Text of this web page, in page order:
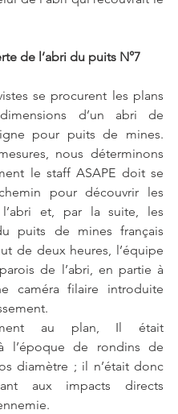
de l’abri du puits N°7
d’un abri de
pour puits de mines.
nous déterminons
le staff ASAPE doit se
pour découvrir les
et, par la suite, les
puits de mines français
de deux heures, l’équipe
de l’abri, en partie à
caméra filaire introduite
au plan, Il était
l’époque de rondins de
diamètre ; il n’était donc
aux impacts directs